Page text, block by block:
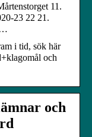
11.
23 22 21.
…
i tid, sök här
och
och